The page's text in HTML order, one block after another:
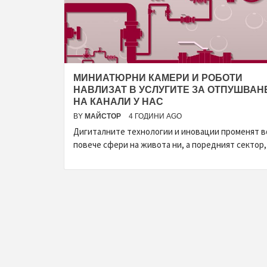
МИНИАТЮРНИ КАМЕРИ И РОБОТИ
НАВЛИЗАТ В УСЛУГИТЕ ЗА
НА КАНАЛИ У НАС
BY МАЙСТОР 4 ГОДИНИ AGO
Дигиталните технологии и иновации променят
повече сфери на живота ни, а поредният